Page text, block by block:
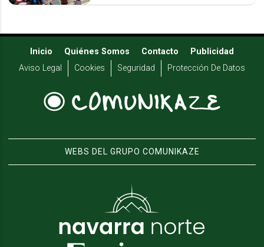
Inicio Quiénes Somos Contacto
Publicidad
Aviso Legal
Cookies Seguridad Protección De Datos
WEBS DEL GRUPO COMUNIKAZE